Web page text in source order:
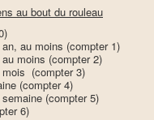
au bout du rouleau
au moins (compter 1)
moins (compter 2)
(compter 3)
(compter 4)
(compter 5)
6)